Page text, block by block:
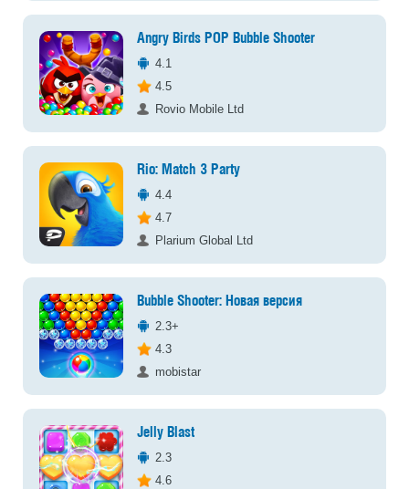
Angry Birds POP Bubble Shooter
4.1
4.5
Rovio Mobile Ltd
Rio: Match 3 Party
4.4
4.7
Plarium Global Ltd
Bubble Shooter: Новая версия
2.3+
4.3
mobistar
Jelly Blast
2.3
4.6